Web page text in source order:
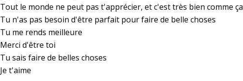
Tout le monde ne peut pas t'apprécier, et c'est très bien comme ça
Tu n'as pas besoin d'être parfait pour faire de belle choses
Tu me rends meilleure
Merci d'être toi
Tu sais faire de belles choses
Je t'aime